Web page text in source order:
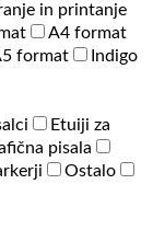
in printanje
A4 format
format
Indigo
Etuiji za
pisala
Ostalo